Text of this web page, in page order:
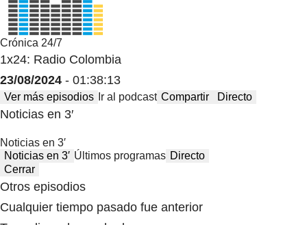
Crónica 24/7
1x24: Radio Colombia
23/08/2024 - 01:38:13
Ver más episodios Ir al podcast Compartir Directo
Noticias en 3′
Noticias en 3′
Noticias en 3′ Últimos programas Directo
Cerrar
Otros episodios
Cualquier tiempo pasado fue anterior